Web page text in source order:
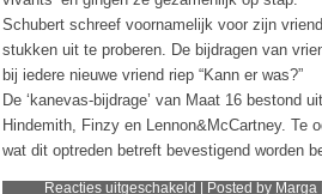
Schubert schreef voornamelijk voor zijn
stukken uit te proberen. De bijdragen van
bij iedere nieuwe vriend riep “Kann er was?”
De ‘kanevas-bijdrage’ van Maat 16 bestond
Hindemith, Finzy en Lennon&McCartney. Te
wat dit optreden betreft bevestigend worden
Reacties uitgeschakeld voor
| Posted by Marga